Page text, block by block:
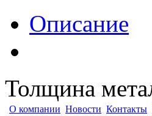
Описание
Толщина
О компании Новости Контакты